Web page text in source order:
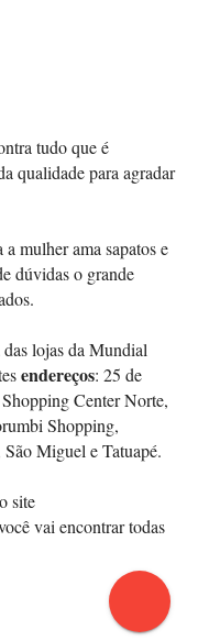
tudo que é
qualidade para agradar
mulher ama sapatos e
dúvidas o grande
lojas da Mundial
endereços: 25 de
Center Norte,
Shopping,
Miguel e Tatuapé.
site
vai encontrar todas